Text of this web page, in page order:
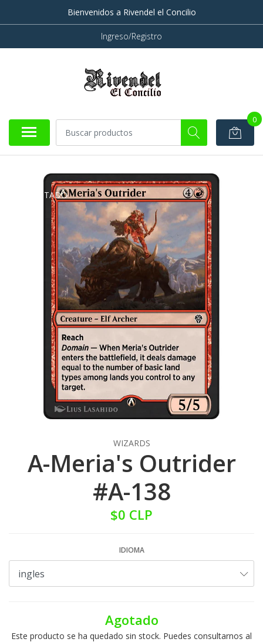
Bienvenidos a Rivendel el Concilio
Ingreso/Registro
0
AGOTADO
WIZARDS
A-Meria's Outrider
#A-138
$0 CLP
IDIOMA
Agotado
Este producto se ha quedado sin stock. Puedes consultarnos al